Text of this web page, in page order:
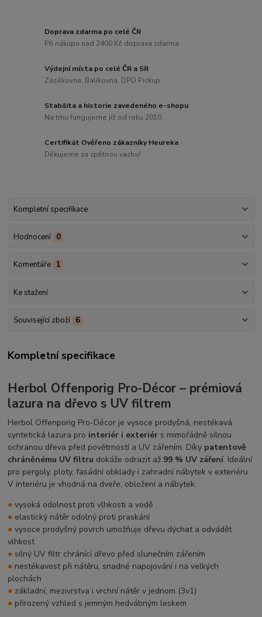
Doprava zdarma po celé ČR
Při nákupu nad 2400 Kč doprava zdarma.
Výdejní místa po celé ČR a SR
Zásilkovna, Balíkovna, DPD Pickup.
Stabilita a historie zavedeného e-shopu
Na trhu fungujeme již od roku 2010.
Certifikát Ověřeno zákazníky Heureka
Děkujeme za zpětnou vazbu!
Kompletní specifikace
Hodnocení 0
Komentáře 1
Ke stažení
Související zboží 6
Kompletní specifikace
Herbol Offenporig Pro-Décor – prémiová
lazura na dřevo s UV filtrem
Herbol Offenporig Pro-Décor je vysoce prodyšná, nestékavá
syntetická lazura pro interiér i exteriér s mimořádně silnou
ochranou dřeva před povětrností a UV zářením. Díky patentově
chráněnému UV filtru dokáže odrazit až 99 % UV záření. Ideální
pro pergoly, ploty, fasádní obklady i zahradní nábytek v exteriéru.
V interiéru je vhodná na dveře, obložení a nábytek.
● vysoká odolnost proti vlhkosti a vodě
● elastický nátěr odolný proti praskání
● vysoce prodyšný povrch umožňuje dřevu dýchat a odvádět
vlhkost
● silný UV filtr chránící dřevo před slunečním zářením
● nestékavost při nátěru, snadné napojování i na velkých
plochách
● základní, mezivrstva i vrchní nátěr v jednom (3v1)
● přirozený vzhled s jemným hedvábným leskem